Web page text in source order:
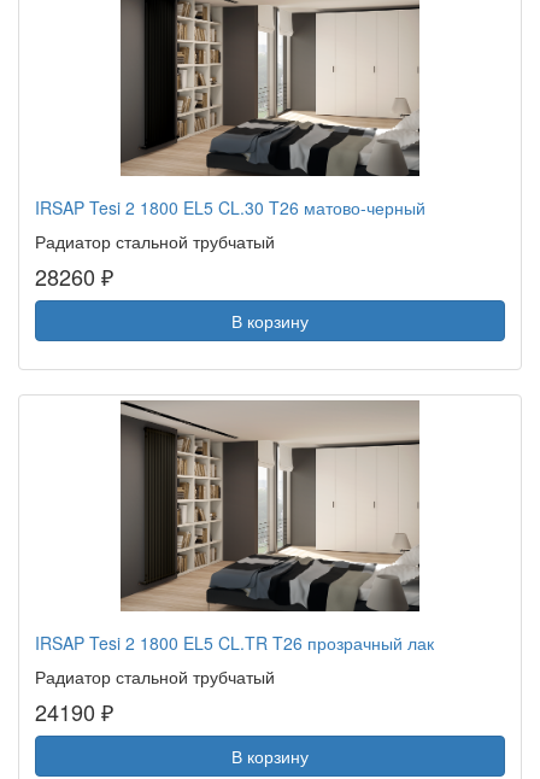
IRSAP Tesi 2 1800 EL5 CL.30 T26 матово-черный
Радиатор стальной трубчатый
28260 ₽
В корзину
IRSAP Tesi 2 1800 EL5 CL.TR T26 прозрачный лак
Радиатор стальной трубчатый
24190 ₽
В корзину